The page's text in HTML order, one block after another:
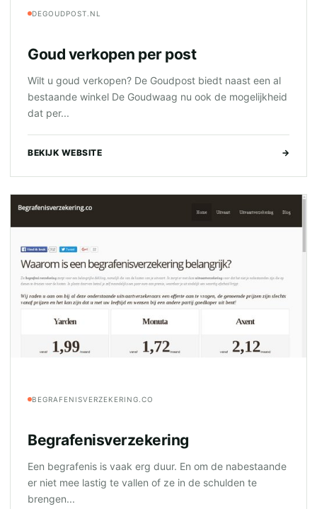
DEGOUDPOST.NL
Goud verkopen per post
Wilt u goud verkopen? De Goudpost biedt naast een al
bestaande winkel De Goudwaag nu ook de mogelijkheid
dat per...
BEKIJK WEBSITE →
BEGRAFENISVERZEKERING.CO
Begrafenisverzekering
Een begrafenis is vaak erg duur. En om de nabestaande
er niet mee lastig te vallen of ze in de schulden te
brengen...